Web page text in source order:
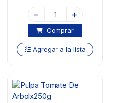
Comprar
Agregar a la lista